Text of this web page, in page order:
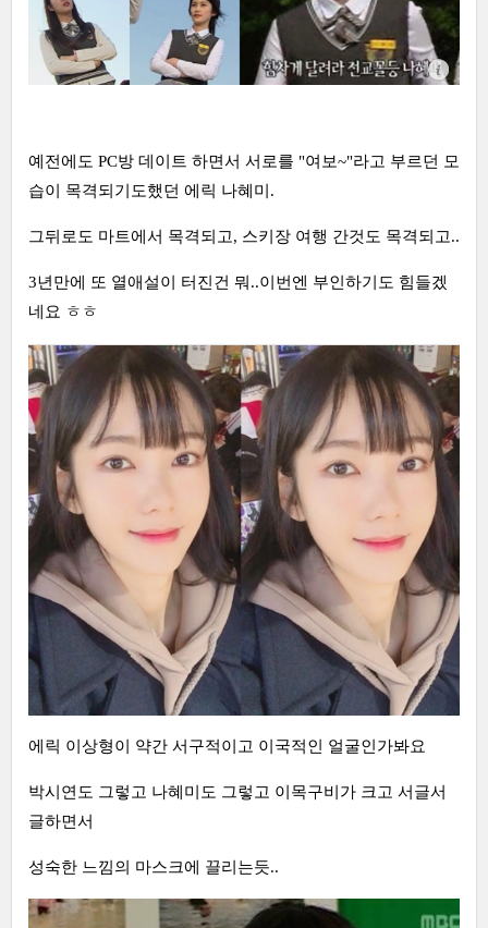
예전에도 PC방 데이트 하면서 서로를 "여보~"라고 부르던 모
습이 목격되기도했던 에릭 나혜미.
그뒤로도 마트에서 목격되고, 스키장 여행 간것도 목격되고..
3년만에 또 열애설이 터진건 뭐..이번엔 부인하기도 힘들겠
네요 ㅎㅎ
에릭 이상형이 약간 서구적이고 이국적인 얼굴인가봐요
박시연도 그렇고 나혜미도 그렇고 이목구비가 크고 서글서
글하면서
성숙한 느낌의 마스크에 끌리는듯..